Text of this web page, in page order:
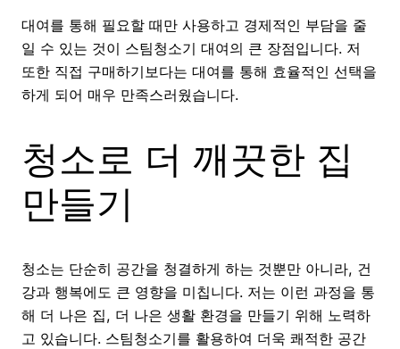
대여를 통해 필요할 때만 사용하고 경제적인 부담을 줄
일 수 있는 것이 스팀청소기 대여의 큰 장점입니다. 저
또한 직접 구매하기보다는 대여를 통해 효율적인 선택을
하게 되어 매우 만족스러웠습니다.
청소로 더 깨끗한 집
만들기
청소는 단순히 공간을 청결하게 하는 것뿐만 아니라, 건
강과 행복에도 큰 영향을 미칩니다. 저는 이런 과정을 통
해 더 나은 집, 더 나은 생활 환경을 만들기 위해 노력하
고 있습니다. 스팀청소기를 활용하여 더욱 쾌적한 공간